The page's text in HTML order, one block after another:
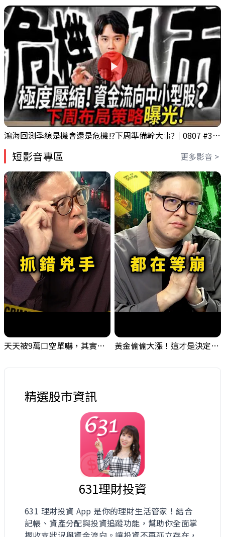
鴻海回測季線是機會還是危機!?下周準備幹大事?｜0807 #3661 #2317 #2317鴻海
短影音專區 更多影音 >
天天被9萬口空單嚇，其實你盯錯地方了｜Mr.Jimmy高志銘 #台股 #外資期貨 #融資 黃金偷偷大漲！這才是決定台股生死的「真風向球」！｜Mr.Jimmy高志銘 #黃金 #美元指數 #聯準會
精選股市資訊
631理財投資
631 理財投資 App 是你的理財生活管家！結合
記帳、資產分配與投資追蹤功能，幫助你全面掌